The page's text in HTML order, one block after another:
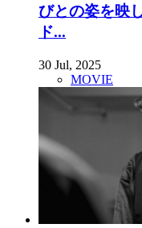
びとの姿を映
ド...
30 Jul, 2025
MOVIE